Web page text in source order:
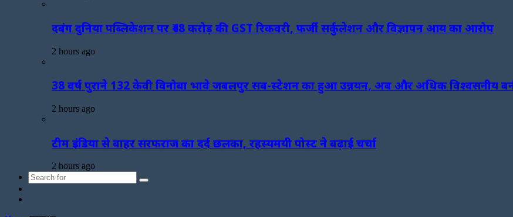
दबंग दुनिया पब्लिकेशन पर ₹48 करोड़ की GST रिकवरी, फर्जी सर्कुलेशन और विज्ञापन आय का आरोप
2 hours ago
38 वर्ष पुराने 132 केवी विनोबा भावे जबलपुर सब-स्टेशन का हुआ उन्नयन, अब और अधिक विश्वसनीय
2 hours ago
टीम इंडिया से बाहर सरफराज का दर्द छलका, रहस्यमयी पोस्ट ने बढ़ाई चर्चा
2 hours ago
Search